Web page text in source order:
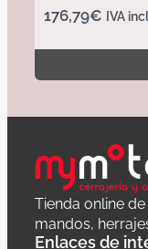
176,79€ IVA
Tienda online
mandos,
Enlaces de